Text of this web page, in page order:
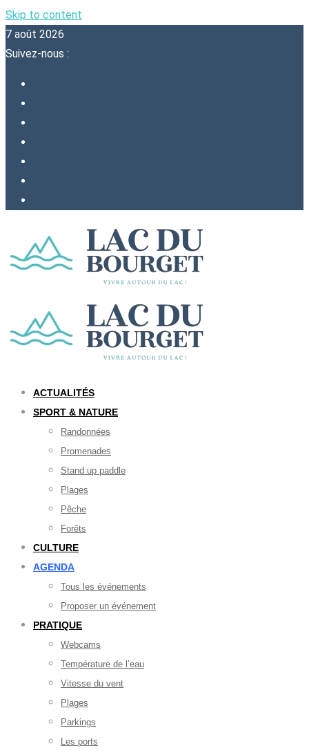
Skip to content
7 août 2026
Suivez-nous :
ACTUALITÉS
SPORT & NATURE
Randonnées
Promenades
Stand up paddle
Plages
Pêche
Forêts
CULTURE
AGENDA
Tous les événements
Proposer un événement
PRATIQUE
Webcams
Température de l’eau
Vitesse du vent
Plages
Parkings
Les ports